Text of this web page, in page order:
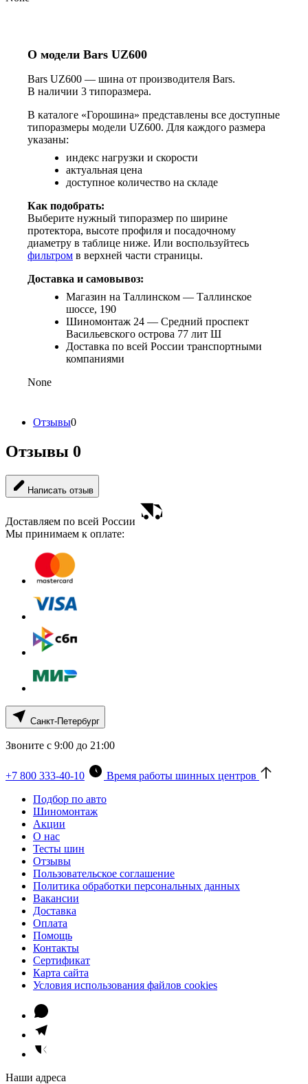
О модели Bars UZ600
Bars UZ600 — шина от производителя Bars.
В наличии 3 типоразмера.
В каталоге «Горошина» представлены все доступные
типоразмеры модели UZ600. Для каждого размера
указаны:
индекс нагрузки и скорости
актуальная цена
доступное количество на складе
Как подобрать:
Выберите нужный типоразмер по ширине
протектора, высоте профиля и посадочному
диаметру в таблице ниже. Или воспользуйтесь
фильтром в верхней части страницы.
Доставка и самовывоз:
Магазин на Таллинском — Таллинское
шоссе, 190
Шиномонтаж 24 — Средний проспект
Васильевского острова 77 лит Ш
Доставка по всей России транспортными
компаниями
None
Отзывы0
Отзывы 0
Написать отзыв
Доставляем по всей России
Мы принимаем к оплате:
Санкт-Петербург
Звоните с 9:00 до 21:00
+7 800 333-40-10
Время работы шинных центров
Подбор по авто
Шиномонтаж
Акции
О нас
Тесты шин
Отзывы
Пользовательское соглашение
Политика обработки персональных данных
Вакансии
Доставка
Оплата
Помощь
Контакты
Сертификат
Карта сайта
Условия использования файлов cookies
Наши адреса